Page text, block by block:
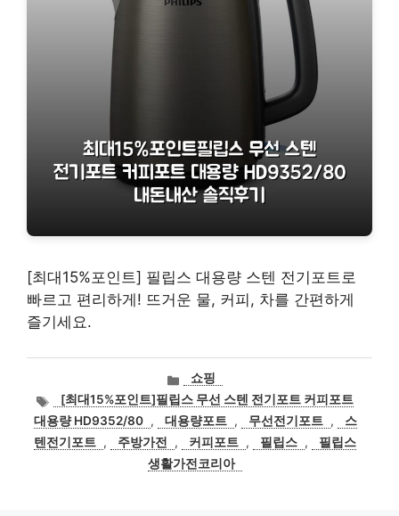
[최대15%포인트] 필립스 대용량 스텐 전기포트로
빠르고 편리하게! 뜨거운 물, 커피, 차를 간편하게
즐기세요.
카
테
고
리
쇼핑
태
그
[최대15%포인트]필립스 무선 스텐 전기포트 커피포트
대용량 HD9352/80 , 대용량포트 , 무선전기포트 ,
스
텐전기포트 , 주방가전 , 커피포트 , 필립스 ,
필립스
생활가전코리아